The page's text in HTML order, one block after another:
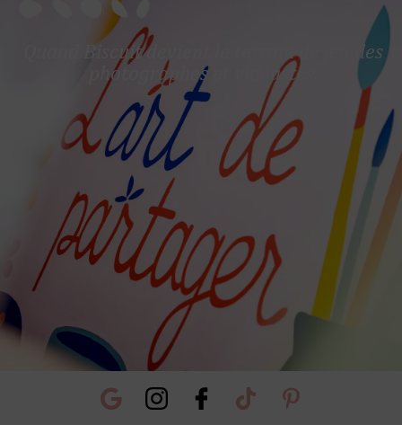
Quand Biscuit devient le terrain de jeu des
photographes et vidéastes.